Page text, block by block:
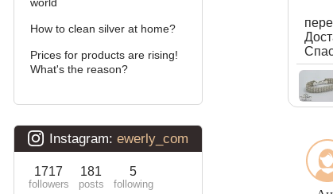
How to clean silver at home?
Prices for products are rising!
What's the reason?